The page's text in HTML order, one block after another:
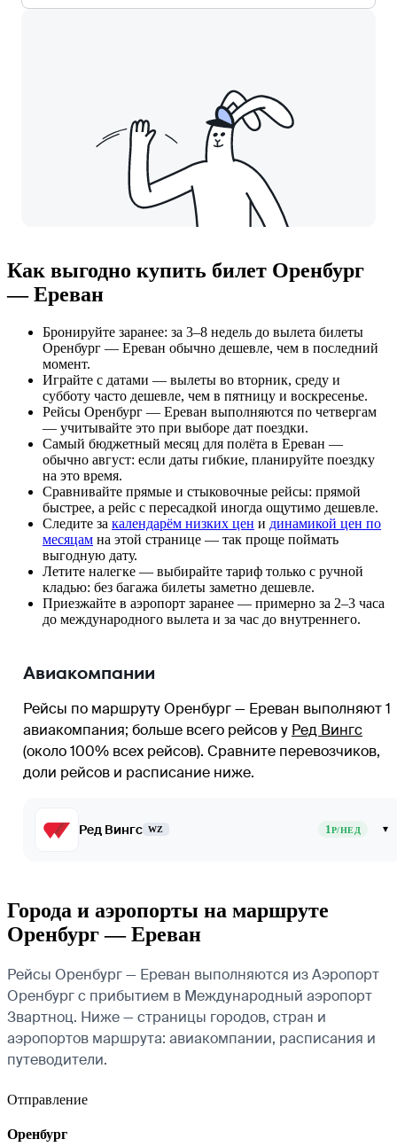
Как выгодно купить билет Оренбург
— Ереван
Бронируйте заранее: за 3–8 недель до вылета билеты
Оренбург — Ереван обычно дешевле, чем в последний
момент.
Играйте с датами — вылеты во вторник, среду и
субботу часто дешевле, чем в пятницу и воскресенье.
Рейсы Оренбург — Ереван выполняются по четвергам
— учитывайте это при выборе дат поездки.
Самый бюджетный месяц для полёта в Ереван —
обычно август: если даты гибкие, планируйте поездку
на это время.
Сравнивайте прямые и стыковочные рейсы: прямой
быстрее, а рейс с пересадкой иногда ощутимо дешевле.
Следите за календарём низких цен и динамикой цен по
месяцам на этой странице — так проще поймать
выгодную дату.
Летите налегке — выбирайте тариф только с ручной
кладью: без багажа билеты заметно дешевле.
Приезжайте в аэропорт заранее — примерно за 2–3 часа
до международного вылета и за час до внутреннего.
Авиакомпании
Рейсы по маршруту Оренбург — Ереван выполняют 1
авиакомпания; больше всего рейсов у Ред Вингс
(около 100% всех рейсов). Сравните перевозчиков,
доли рейсов и расписание ниже.
Ред Вингс WZ 1Р/НЕД ▾
Города и аэропорты на маршруте
Оренбург — Ереван
Рейсы Оренбург — Ереван выполняются из Аэропорт
Оренбург с прибытием в Международный аэропорт
Звартноц. Ниже — страницы городов, стран и
аэропортов маршрута: авиакомпании, расписания и
путеводители.
Отправление
Оренбург